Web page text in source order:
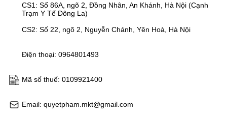
Email: quyetpham.mkt@gmail.com
Mã số thuế: 0109921400
Điện thoại: 0964801493
CS1: Số 86A, ngõ 2, Đồng Nhân, An Khánh, Hà Nội (Cạnh
Trạm Y Tế Đông La)
CS2: Số 22, ngõ 2, Nguyễn Chánh, Yên Hoà, Hà Nội